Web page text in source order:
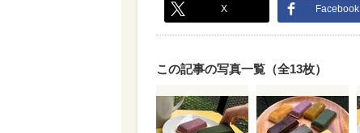
X Facebook
この記事の写真一覧（全13枚）